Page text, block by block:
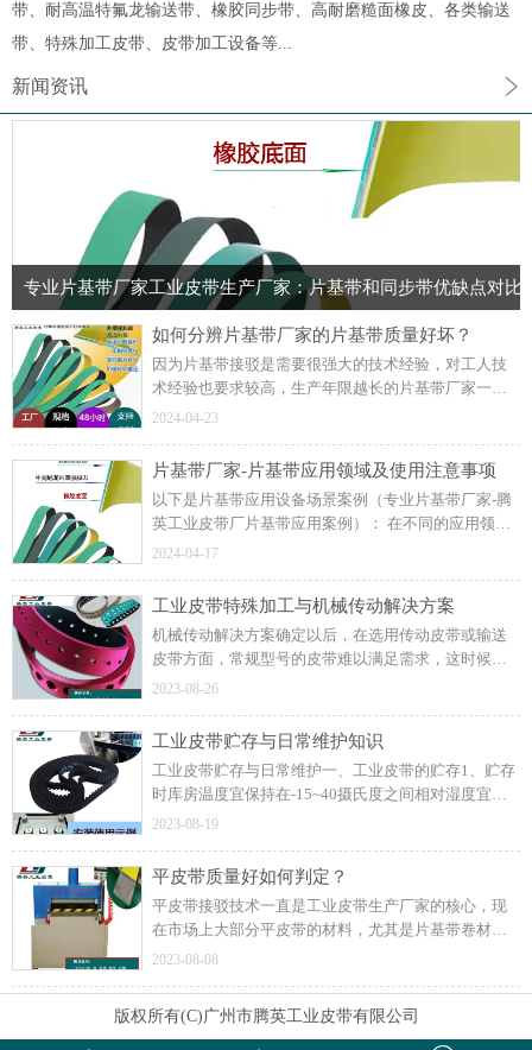
带、耐高温特氟龙输送带、橡胶同步带、高耐磨糙面橡皮、各类输送
带、特殊加工皮带、皮带加工设备等...
新闻资讯
专业片基带厂家工业皮带生产厂家：片基带和同步带优缺点对比
如何分辨片基带厂家的片基带质量好坏？
因为片基带接驳是需要很强大的技术经验，对工人技
术经验也要求较高，生产年限越长的片基带厂家一般
技术累积好，工人经验丰富。目前市面上的片基带接
2024-04-23
片基带厂家-片基带应用领域及使用注意事项
以下是片基带应用设备场景案例（专业片基带厂家-腾
英工业皮带厂片基带应用案例）： 在不同的应用领域
中，片基带可以根据具体的需求和工况进行定制，以
2024-04-17
工业皮带特殊加工与机械传动解决方案
机械传动解决方案确定以后，在选用传动皮带或输送
皮带方面，常规型号的皮带难以满足需求，这时候工
业皮带特殊加工就应运而生了。工业皮带特殊加工的
的。
2023-08-26
工业皮带贮存与日常维护知识
工业皮带贮存与日常维护一、工业皮带的贮存1、贮存
时库房温度宜保持在-15~40摄氏度之间相对湿度宜保
持在50%~80%之间。同时还从事进口工业皮带
务。
2023-08-19
平皮带质量好如何判定？
平皮带接驳技术一直是工业皮带生产厂家的核心，现
在市场上大部分平皮带的材料，尤其是片基带卷材实
际上差不多，平皮带成品的质量之所以差异大，主要
2023-08-08
版权所有(C)广州市腾英工业皮带有限公司